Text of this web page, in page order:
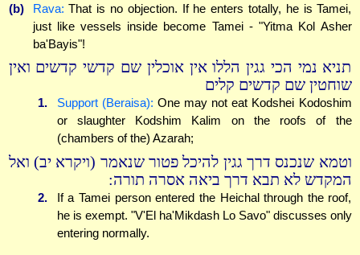
(b) Rava: That is no objection. If he enters totally, he is Tamei,
just like vessels inside become Tamei - "Yitma Kol Asher
ba'Bayis"!
תניא נמי הכי גגין הללו אין אוכלין שם קדשי קדשים ואין
שוחטין שם קדשים קלים
1. Support (Beraisa): One may not eat Kodshei Kodoshim
or slaughter Kodshim Kalim on the roofs of the
(chambers of the) Azarah;
וטמא שנכנס דרך גגין להיכל פטור שנאמר (ויקרא יב) ואל
המקדש לא תבא דרך ביאה אסרה תורה:
2.
If a Tamei person entered the Heichal through the roof,
he is exempt. "V'El ha'Mikdash Lo Savo" discusses only
entering normally.